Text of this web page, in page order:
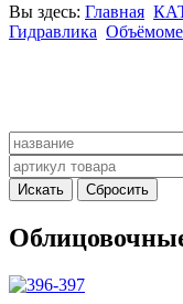
Вы здесь: Главная
Гидравлика